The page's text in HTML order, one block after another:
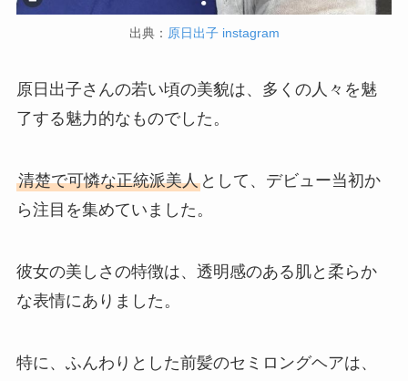
出典： 原日出子 instagram
原日出子さんの若い頃の美貌は、多くの人々を魅
了する魅力的なものでした。
清楚で可憐な正統派美人として、デビュー当初か
ら注目を集めていました。
彼女の美しさの特徴は、透明感のある肌と柔らか
な表情にありました。
特に、ふんわりとした前髪のセミロングヘアは、